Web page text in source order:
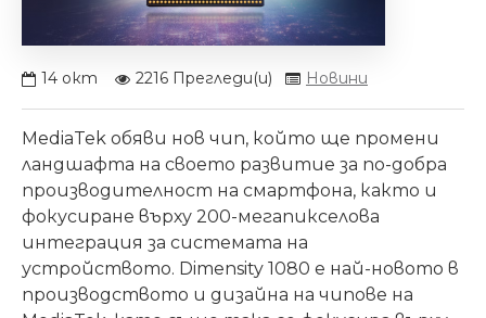
14 окт 2216 Прегледи(и) Новини
MediaTek обяви нов чип, който ще промени
ландшафта на своето развитие за по-добра
производителност на смартфона, както и
фокусиране върху 200-мегапикселова
интеграция за системата на
устройството. Dimensity 1080 е най-новото в
производството и дизайна на чипове на